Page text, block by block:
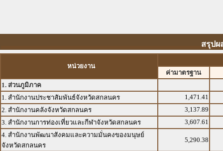
สรุปผ
หน่วยงาน
ค่ามาตรฐาน
1. ส่วนภูมิภาค
1. สำนักงานประชาสัมพันธ์จังหวัดสกลนคร
1,471.41
2. สำนักงานคลังจังหวัดสกลนคร
3,137.89
3. สำนักงานการท่องเที่ยวและกีฬาจังหวัดสกลนคร
3,607.61
4. สำนักงานพัฒนาสังคมและความมั่นคงของมนุษย์
จังหวัดสกลนคร
5,290.38